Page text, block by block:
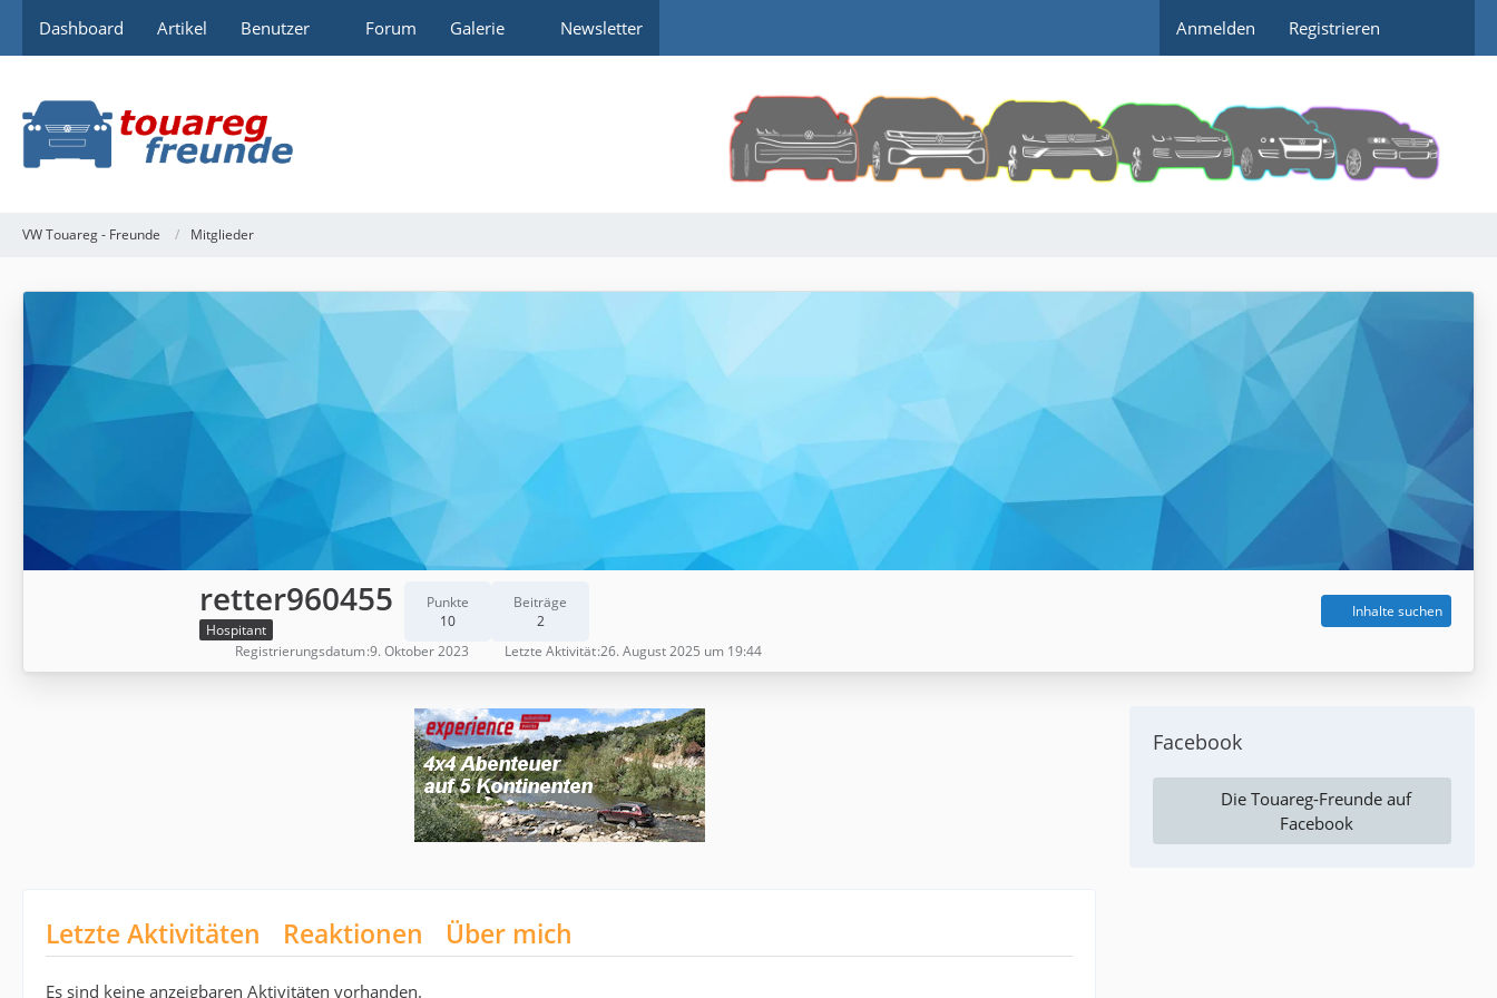
Dashboard Artikel Benutzer Forum Galerie Newsletter Anmelden Registrieren
VW Touareg - Freunde Mitglieder
retter960455
Hospitant
Punkte
10
Beiträge
2
Inhalte suchen
Registrierungsdatum 9. Oktober 2023 Letzte Aktivität 26. August 2025 um 19:44
Letzte Aktivitäten Reaktionen Über mich
Es sind keine anzeigbaren Aktivitäten vorhanden.
Facebook
Die Touareg-Freunde auf
Facebook